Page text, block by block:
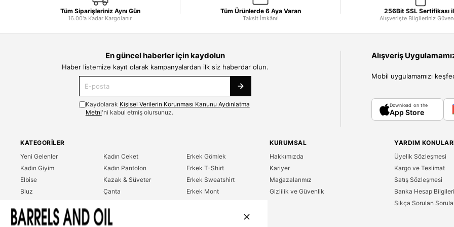
Tüm Siparişleriniz Aynı Gün
16.00'a Kadar Kargolanır.
Tüm Ürünlerde 6 Aya Varan
Taksit İmkânı!
256Bit SSL Sertifikası
Alışverişte Bilgileriniz
En güncel haberler için kaydolun
Haber listemize kayıt olarak kampanyalardan ilk siz haberdar olun.
Kaydolarak Kişisel Verilerin Korunması Kanunu Aydınlatma
Metni'ni kabul etmiş olursunuz.
Alışveriş
Mobil uygulamamızı
Download on the
App Store
KATEGORILER
Yeni Gelenler
Kadın Giyim
Elbise
Bluz
T-Shirt
Kadın Ceket
Kadın Pantolon
Kazak & Süveter
Çanta
Erkek Gömlek
Erkek T-Shirt
Erkek Sweatshirt
Erkek Mont
KURUMSAL
Hakkımızda
Kariyer
Mağazalarımız
Gizlilik ve Güvenlik
YARDIM
Üyelik Sözleşmesi
Kargo ve Teslimat
Satış Sözleşmesi
Banka Hesap Bilgileri
Sıkça Sorulan